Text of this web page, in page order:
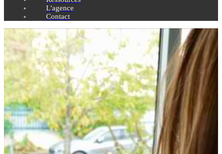
L'agence
Contact